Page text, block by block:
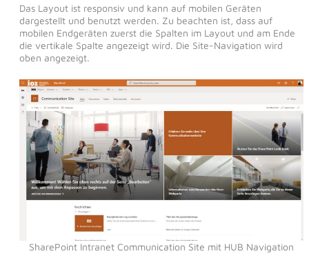
Das Layout ist responsiv und kann auf mobilen Geräten
dargestellt und benutzt werden. Zu beachten ist, dass auf
mobilen Endgeräten zuerst die Spalten im Layout und am Ende
die vertikale Spalte angezeigt wird. Die Site-Navigation wird
oben angezeigt.
SharePoint Intranet Communication Site mit HUB Navigation